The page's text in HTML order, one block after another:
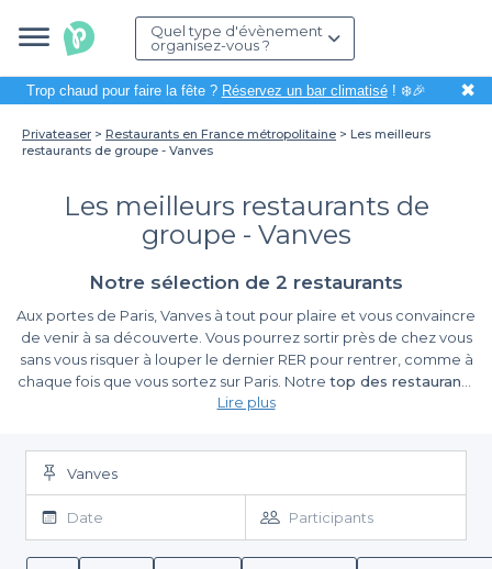
Quel type d'évènement
organisez-vous ?
Trop chaud pour faire la fête ? Réservez un bar climatisé! ❄️🎉 ✖
Privateaser Restaurants en France métropolitaine
Les meilleurs
restaurants de groupe - Vanves
Les meilleurs restaurants de
groupe - Vanves
Notre sélection de 2 restaurants
Aux portes de Paris, Vanves à tout pour plaire et vous convaincre
de venir à sa découverte. Vous pourrez sortir près de chez vous
sans vous risquer à louper le dernier RER pour rentrer, comme à
chaque fois que vous sortez sur Paris. Notre top des restaurants
de groupe à Vanves (92170)a largement de quoi vous
année. Si vous cherchez un endroit pour faire un repas de
groupe festif et animé depuis la petite couronne, ne cherchez
pas au-delà du périphérique. Notresélection des meilleurs
restaurants de groupe à Vanves (92170)est de loin la meilleure
Seine. Pour toujours être bien reçu lors de vos repas de groupe
Lire plus
Vanves
Date Participants